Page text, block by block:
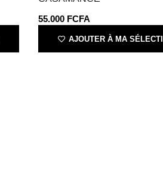
55.000 FCFA
AJOUTER À MA